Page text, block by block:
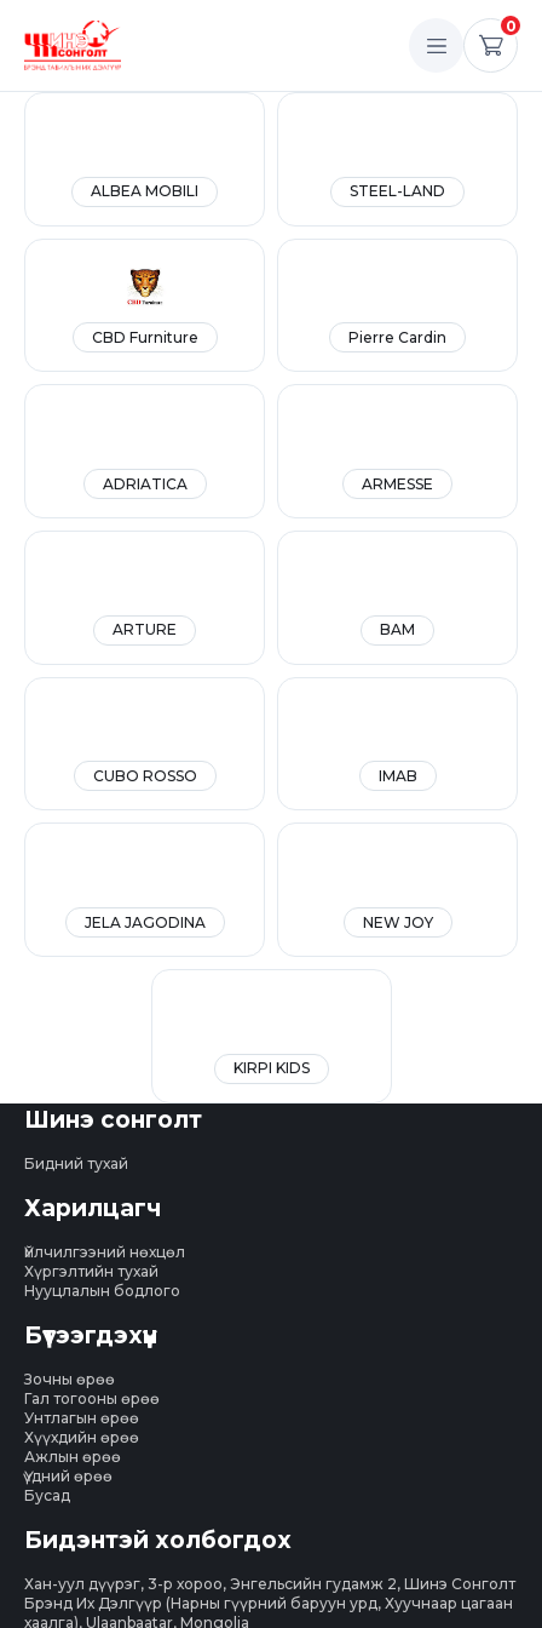
0
ALBEA MOBILI STEEL-LAND
CBD Furniture Pierre Cardin
ADRIATICA ARMESSE
ARTURE BAM
CUBO ROSSO IMAB
JELA JAGODINA NEW JOY
KIRPI KIDS
Шинэ сонголт
Бидний тухай
Харилцагч
Үйлчилгээний нөхцөл
Хүргэлтийн тухай
Нууцлалын бодлого
Бүтээгдэхүүн
Зочны өрөө
Гал тогооны өрөө
Унтлагын өрөө
Хүүхдийн өрөө
Ажлын өрөө
Үүдний өрөө
Бусад
Бидэнтэй холбогдох
Хан-уул дүүрэг, 3-р хороо, Энгельсийн гудамж 2, Шинэ Сонголт
Брэнд Их Дэлгүүр (Нарны гүүрний баруун урд, Хуучнаар цагаан
хаалга), Ulaanbaatar, Mongolia